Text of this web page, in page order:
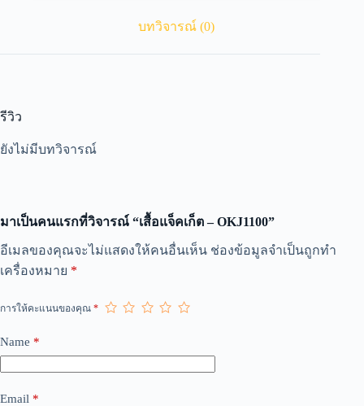
บทวิจารณ์ (0)
รีวิว
ยังไม่มีบทวิจารณ์
มาเป็นคนแรกที่วิจารณ์ “เสื้อแจ็คเก็ต – OKJ1100”
อีเมลของคุณจะไม่แสดงให้คนอื่นเห็น ช่องข้อมูลจำเป็นถูกทำ
เครื่องหมาย *
การให้คะแนนของคุณ *
Name *
Email *
A
t
r
a
t
e